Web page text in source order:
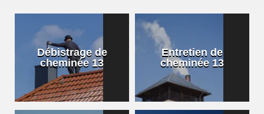
Débistrage de
cheminée 13
Entretien de
cheminée 13